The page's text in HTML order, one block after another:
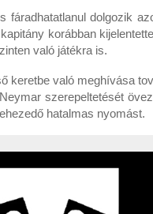
fáradhatatlanul dolgozik
korábban
való játékra is.
keretbe való meghívása
szerepeltetését
hatalmas nyomást.